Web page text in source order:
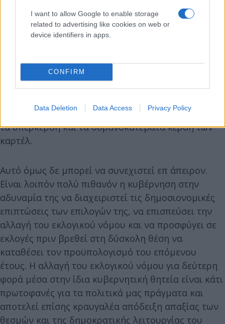
I want to allow Google to enable storage
related to advertising like cookies on web or
device identifiers in apps.
CONFIRM
Data Deletion Data Access Privacy Policy
Και σε μεγάλο βαθμό οφείλεται στις επιλογές της
κυβέρνησης να αφήσει ανέπαφο το καρτέλ της
μισθωτούς, αφήνοντας στα ύψη έμμεσους φόρους,
τον ΦΠΑ στα προϊόντα βασικής κατανάλωσης και
χρηματοδοτεί επιδοτήσεις που κρατούν ανέπαφα
τα υπερκέρδη και τα ουρανοκατέβατα κέρδη των
καρτέλ.
Αυτό όμως δε μπορεί να συνεχιστεί επ άπειρον.
Είναι λοιπόν πολύ πιθανόν η κυβέρνηση στην
αδυναμία της να διαχειριστεί τις δημοσιονομικές
επιπτώσεις των επιλογών της, να επισπεύσει την
αλλαγή του εκλογικού νόμου και να προσφύγει σε
εκλογές πριν βρεθεί στη δύσκολη θέση να
καταθέσει τον προϋπολογισμό του επόμενου
έτους. Η αλλαγή του εκλογικού νόμου για δεύτερη
φορά μέσα στην ίδια κυβερνητική θητεία είναι κάτι
πρωτοφανές για τα πολιτικά μας πράγματα και
αποτελεί επίσης κραυγαλέα απόδειξη απαξίας των
θεσμών και της δημοκρατικής λειτουργίας του